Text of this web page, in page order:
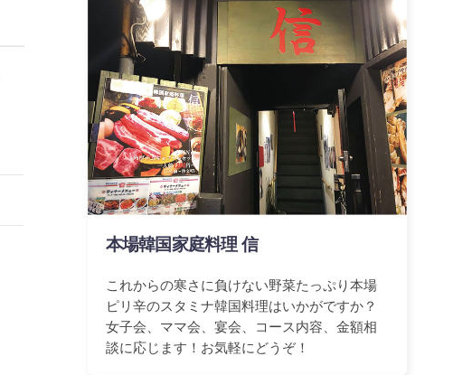
本場韓国家庭料理 信
これからの寒さに負けない野菜たっぷり本場
ピリ辛のスタミナ韓国料理はいかがですか？
女子会、ママ会、宴会、コース内容、金額相
談に応じます！お気軽にどうぞ！